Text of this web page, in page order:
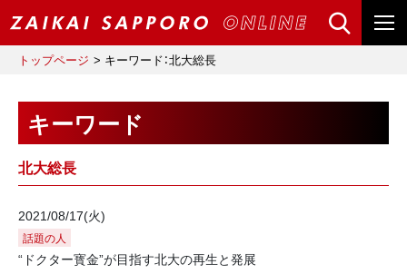
トップページ キーワード：北大総長
キーワード
北大総長
2021/08/17(火)
話題の人
“ドクター寳金”が目指す北大の再生と発展